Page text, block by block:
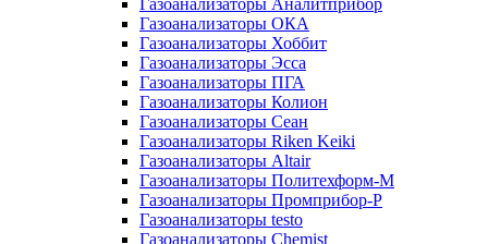
Газоанализаторы Аналитприбор
Газоанализаторы ОКА
Газоанализаторы Хоббит
Газоанализаторы Эсса
Газоанализаторы ПГА
Газоанализаторы Колион
Газоанализаторы Сеан
Газоанализаторы Riken Keiki
Газоанализаторы Altair
Газоанализаторы Политехформ-М
Газоанализаторы Промприбор-Р
Газоанализаторы testo
Газоанализаторы Chemist